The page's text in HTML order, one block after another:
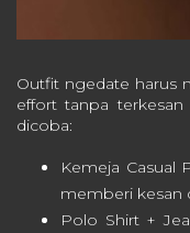
Outfit ngedate harus
effort tanpa
dicoba:
Kemeja Casual
memberi kesan
Polo Shirt +